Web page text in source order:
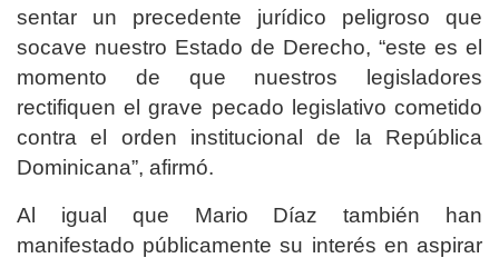
sentar un precedente jurídico peligroso que
socave nuestro Estado de Derecho, “este es el
momento de que nuestros legisladores
rectifiquen el grave pecado legislativo cometido
contra el orden institucional de la República
Dominicana”, afirmó.
Al igual que Mario Díaz también han
manifestado públicamente su interés en aspirar